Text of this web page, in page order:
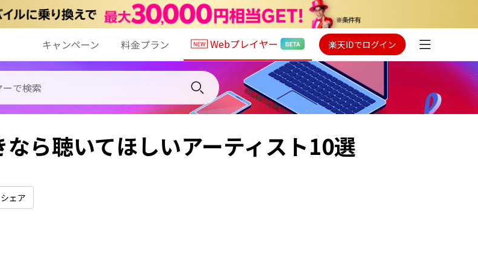
キャンペーン 料金プラン Webプレイヤー 楽天IDでログイン
ら聴いてほしいアーティスト10選
シェア